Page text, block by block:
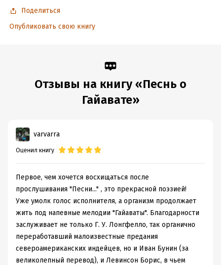
Поделиться
Опубликовать свою книгу
Отзывы на книгу «Песнь о
Гайавате»
varvarra
Оценил книгу
Первое, чем хочется восхищаться после
прослушивания "Песни..." , это прекрасной поэзией!
Уже умолк голос исполнителя, а организм продолжает
жить под напевные мелодии "Гайаваты". Благодарности
заслуживает не только Г. У. Лонгфелло, так органично
переработавший малоизвестные предания
североамериканских индейцев, но и Иван Бунин (за
великолепный перевод), и Левинсон Борис, в чьем